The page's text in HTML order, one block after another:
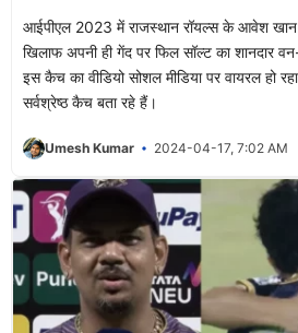
आईपीएल 2023 में राजस्थान रॉयल्स के आवेश खान
खिलाफ अपनी ही गेंद पर फिल सॉल्ट का
इस कैच का वीडियो सोशल मीडिया पर वायरल हो
सर्वश्रेष्ठ कैच बता रहे हैं।
Umesh Kumar 2024-04-17, 7:02 AM